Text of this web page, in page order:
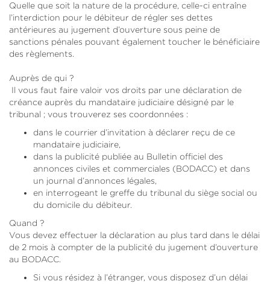
Quelle que soit la nature de la procédure, celle-ci entraîne
l’interdiction pour le débiteur de régler ses dettes
antérieures au jugement d’ouverture sous peine de
sanctions pénales pouvant également toucher le bénéficiaire
des règlements.
Auprès de qui ?
Il vous faut faire valoir vos droits par une déclaration de
créance auprès du mandataire judiciaire désigné par le
tribunal ; vous trouverez ses coordonnées :
dans le courrier d’invitation à déclarer reçu de ce
mandataire judiciaire,
dans la publicité publiée au Bulletin officiel des
annonces civiles et commerciales (BODACC) et dans
un journal d’annonces légales,
en interrogeant le greffe du tribunal du siège social ou
du domicile du débiteur.
Quand ?
Vous devez effectuer la déclaration au plus tard dans le délai
de 2 mois à compter de la publicité du jugement d’ouverture
au BODACC.
Si vous résidez à l’étranger, vous disposez d’un délai